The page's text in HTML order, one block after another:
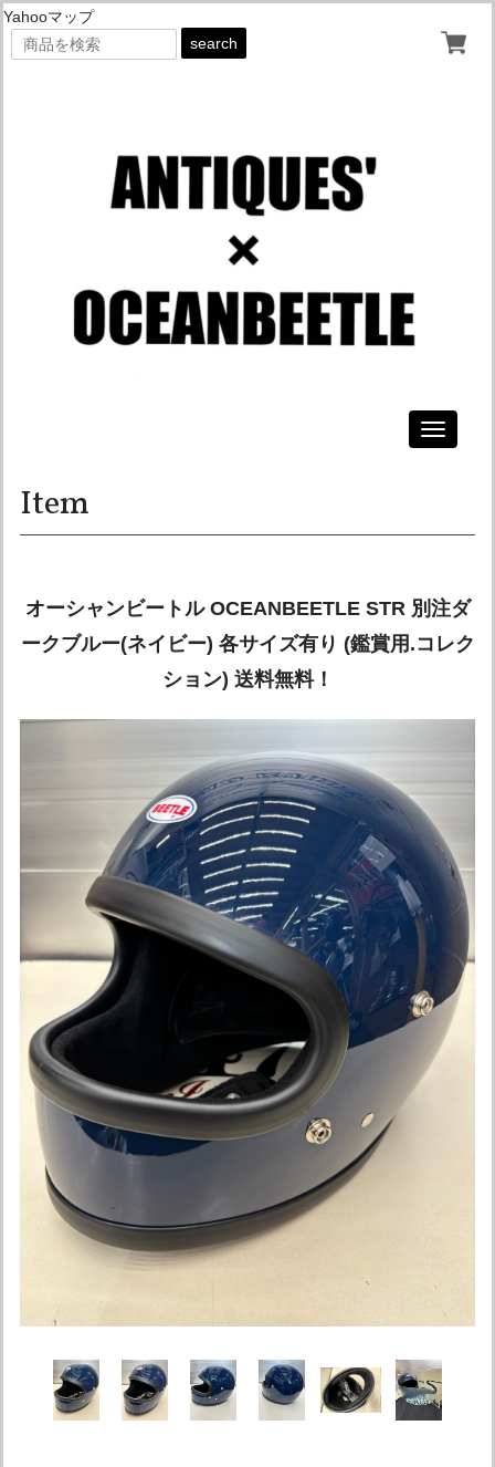
Yahooマップ
search
Toggle
Item
オーシャンビートル OCEANBEETLE STR 別注ダ
ークブルー(ネイビー) 各サイズ有り (鑑賞用.コレク
ション) 送料無料！